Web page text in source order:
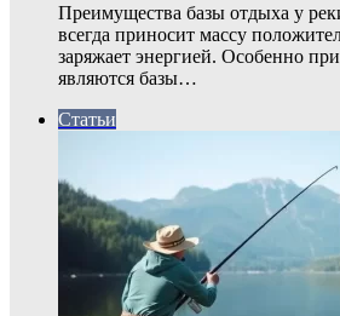
Преимущества базы отдыха у
всегда приносит массу
заряжает энергией. Особенно
являются базы…
Статьи